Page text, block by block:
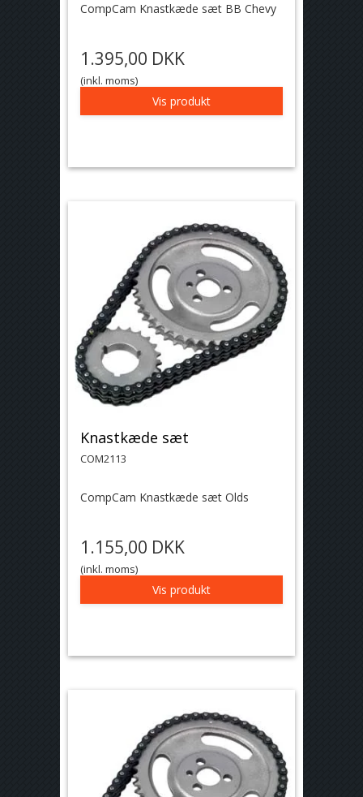
CompCam Knastkæde sæt BB Chevy
1.395,00 DKK
(inkl. moms)
Vis produkt
Knastkæde sæt
COM2113
CompCam Knastkæde sæt Olds
1.155,00 DKK
(inkl. moms)
Vis produkt